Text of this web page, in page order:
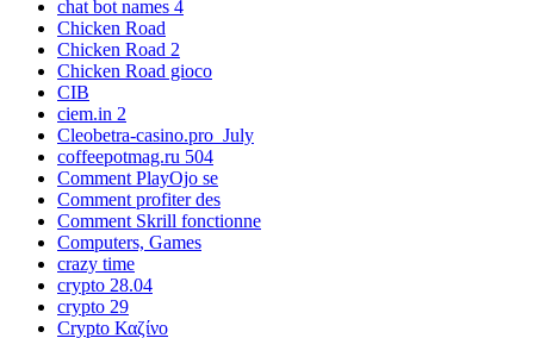
chat bot names 4
Chicken Road
Chicken Road 2
Chicken Road gioco
CIB
ciem.in 2
Cleobetra-casino.pro_July
coffeepotmag.ru 504
Comment PlayOjo se
Comment profiter des
Comment Skrill fonctionne
Computers, Games
crazy time
crypto 28.04
crypto 29
Crypto Καζίνο